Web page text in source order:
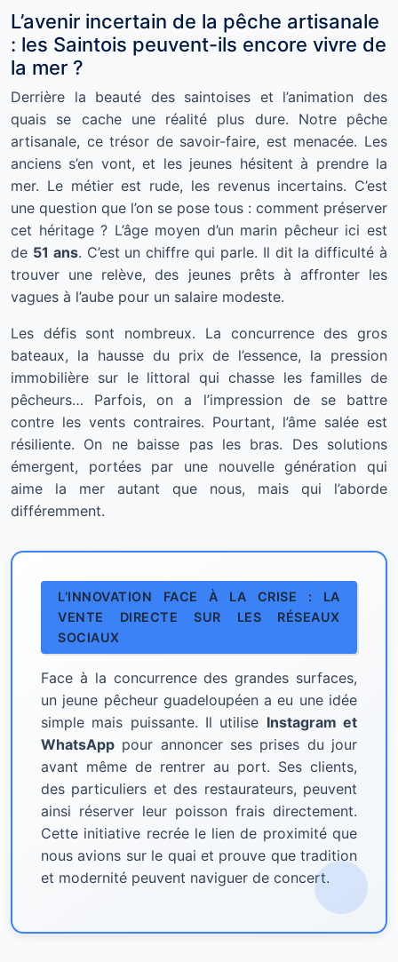
L’avenir incertain de la pêche artisanale
: les Saintois peuvent-ils encore vivre de
la mer ?
Derrière la beauté des saintoises et l’animation des
quais se cache une réalité plus dure. Notre pêche
artisanale, ce trésor de savoir-faire, est menacée. Les
anciens s’en vont, et les jeunes hésitent à prendre la
mer. Le métier est rude, les revenus incertains. C’est
une question que l’on se pose tous : comment préserver
cet héritage ? L’âge moyen d’un marin pêcheur ici est
de 51 ans. C’est un chiffre qui parle. Il dit la difficulté à
trouver une relève, des jeunes prêts à affronter les
vagues à l’aube pour un salaire modeste.
Les défis sont nombreux. La concurrence des gros
bateaux, la hausse du prix de l’essence, la pression
immobilière sur le littoral qui chasse les familles de
pêcheurs… Parfois, on a l’impression de se battre
contre les vents contraires. Pourtant, l’âme salée est
résiliente. On ne baisse pas les bras. Des solutions
émergent, portées par une nouvelle génération qui
aime la mer autant que nous, mais qui l’aborde
différemment.
L’INNOVATION FACE À LA CRISE : LA
VENTE DIRECTE SUR LES RÉSEAUX
SOCIAUX
Face à la concurrence des grandes surfaces,
un jeune pêcheur guadeloupéen a eu une idée
simple mais puissante. Il utilise Instagram et
WhatsApp pour annoncer ses prises du jour
avant même de rentrer au port. Ses clients,
des particuliers et des restaurateurs, peuvent
ainsi réserver leur poisson frais directement.
Cette initiative recrée le lien de proximité que
nous avions sur le quai et prouve que tradition
et modernité peuvent naviguer de concert.